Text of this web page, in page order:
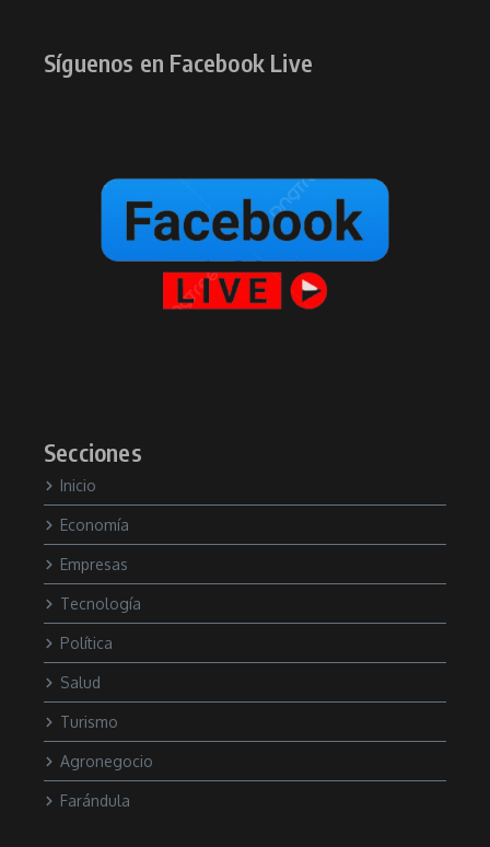
Síguenos en Facebook Live
Secciones
Inicio
Economía
Empresas
Tecnología
Política
Salud
Turismo
Agronegocio
Farándula